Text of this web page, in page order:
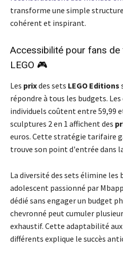
transforme une simple
cohérent et inspirant.
Accessibilité pour fans
LEGO 🎮
Les prixdes sets LEGO Editions
répondre à tous les budgets.
individuels coûtent entre 59,99
sculptures 2 en 1 affichent des
euros. Cette stratégie tarifaire
trouve son point d'entrée dans
La diversité des sets élimine les
adolescent passionné par
dédié sans engager un budget
chevronné peut cumuler
exhaustif. Cette adaptabilité
différents explique le succès